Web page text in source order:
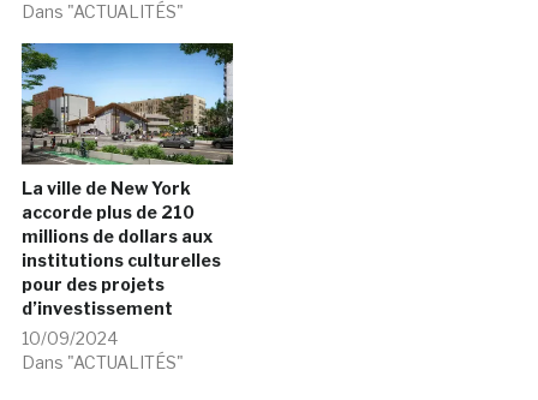
Dans "ACTUALITÉS"
La ville de New York
accorde plus de 210
millions de dollars aux
institutions culturelles
pour des projets
d’investissement
10/09/2024
Dans "ACTUALITÉS"